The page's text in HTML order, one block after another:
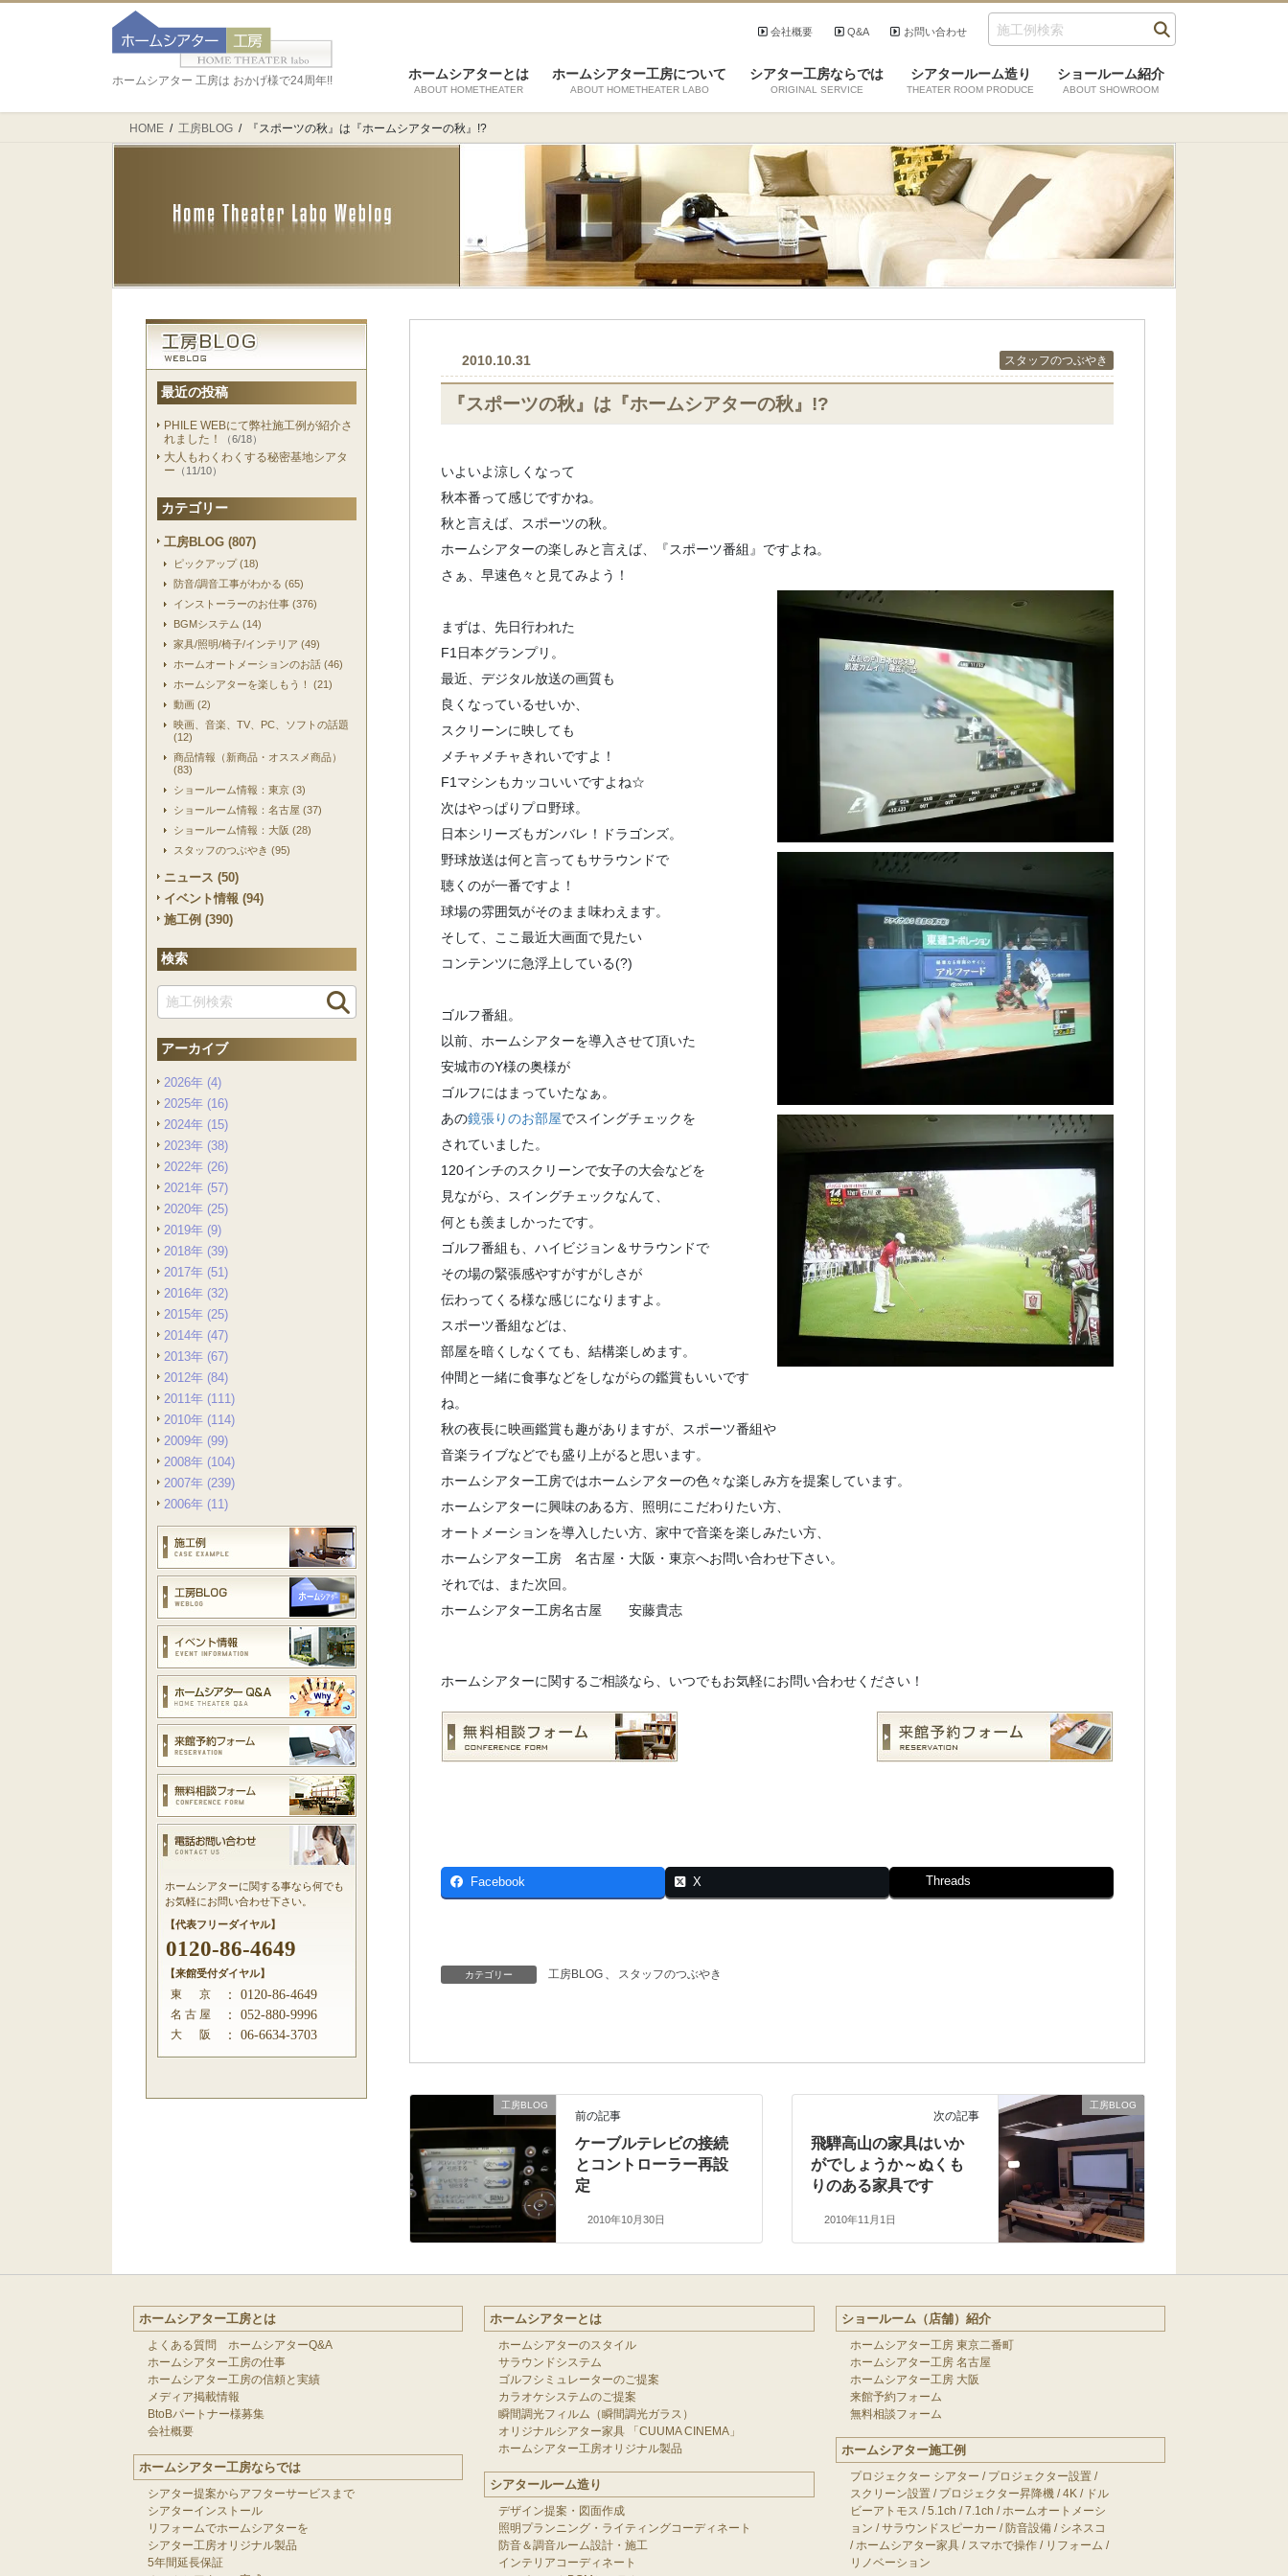
お問い合わせ
Q&A
会社概要
ホームシアター 工房は おかげ様で24周年!! ホームシアターとは
ABOUT HOMETHEATER
ホームシアター工房について
ABOUT HOMETHEATER LABO
シアター工房ならでは
ORIGINAL SERVICE
シアタールーム造り
THEATER ROOM PRODUCE
ショールーム紹介
ABOUT SHOWROOM
HOME 工房BLOG 『スポーツの秋』は『ホームシアターの秋』!?
最近の投稿
PHILE WEBにて弊社施工例が紹介さ
れました！
（6/18）
大人もわくわくする秘密基地シアタ
ー （11/10）
カテゴリー
工房BLOG (807)
ピックアップ (18)
防音/調音工事がわかる (65)
インストーラーのお仕事 (376)
BGMシステム (14)
家具/照明/椅子/インテリア (49)
ホームオートメーションのお話 (46)
ホームシアターを楽しもう！ (21)
動画 (2)
映画、音楽、TV、PC、ソフトの話題
(12)
商品情報（新商品・オススメ商品）
(83)
ショールーム情報：東京 (3)
ショールーム情報：名古屋 (37)
ショールーム情報：大阪 (28)
スタッフのつぶやき (95)
ニュース (50)
イベント情報 (94)
施工例 (390)
検索
アーカイブ
2026年 (4)
2025年 (16)
2024年 (15)
2023年 (38)
2022年 (26)
2021年 (57)
2020年 (25)
2019年 (9)
2018年 (39)
2017年 (51)
2016年 (32)
2015年 (25)
2014年 (47)
2013年 (67)
2012年 (84)
2011年 (111)
2010年 (114)
2009年 (99)
2008年 (104)
2007年 (239)
2006年 (11)
ホームシアターに関する事なら何でも
お気軽にお問い合わせ下さい。
【代表フリーダイヤル】
0120-86-4649
【来館受付ダイヤル】
東 京 ： 0120-86-4649
名 古 屋 ： 052-880-9996
大 阪 ： 06-6634-3703
2010.10.31 スタッフのつぶやき
『スポーツの秋』は『ホームシアターの秋』!?
いよいよ涼しくなって
秋本番って感じですかね。
秋と言えば、スポーツの秋。
ホームシアターの楽しみと言えば、『スポーツ番組』ですよね。
さぁ、早速色々と見てみよう！
まずは、先日行われた
F1日本グランプリ。
最近、デジタル放送の画質も
良くなっているせいか、
スクリーンに映しても
メチャメチャきれいですよ！
F1マシンもカッコいいですよね☆
次はやっぱりプロ野球。
日本シリーズもガンバレ！ドラゴンズ。
野球放送は何と言ってもサラウンドで
聴くのが一番ですよ！
球場の雰囲気がそのまま味わえます。
そして、ここ最近大画面で見たい
コンテンツに急浮上している(?)
ゴルフ番組。
以前、ホームシアターを導入させて頂いた
安城市のY様の奥様が
ゴルフにはまっていたなぁ。
あの鏡張りのお部屋でスイングチェックを
されていました。
120インチのスクリーンで女子の大会などを
見ながら、スイングチェックなんて、
何とも羨ましかったです。
ゴルフ番組も、ハイビジョン＆サラウンドで
その場の緊張感やすがすがしさが
伝わってくる様な感じになりますよ。
スポーツ番組などは、
部屋を暗くしなくても、結構楽しめます。
仲間と一緒に食事などをしながらの鑑賞もいいです
ね。
秋の夜長に映画鑑賞も趣がありますが、スポーツ番組や
音楽ライブなどでも盛り上がると思います。
ホームシアター工房ではホームシアターの色々な楽しみ方を提案しています。
ホームシアターに興味のある方、照明にこだわりたい方、
オートメーションを導入したい方、家中で音楽を楽しみたい方、
ホームシアター工房 名古屋・大阪・東京へお問い合わせ下さい。
それでは、また次回。
ホームシアター工房名古屋 安藤貴志
ホームシアターに関するご相談なら、いつでもお気軽にお問い合わせください！
Facebook X Threads
カテゴリー 工房BLOG 、 スタッフのつぶやき
工房BLOG
前の記事
ケーブルテレビの接続
とコントローラー再設
定
2010年10月30日
工房BLOG
次の記事
飛騨高山の家具はいか
がでしょうか～ぬくも
りのある家具です
2010年11月1日
ホームシアター工房とは
よくある質問 ホームシアターQ&A
ホームシアター工房の仕事
ホームシアター工房の信頼と実績
メディア掲載情報
BtoBパートナー様募集
会社概要
ホームシアター工房ならでは
シアター提案からアフターサービスまで
シアターインストール
リフォームでホームシアターを
シアター工房オリジナル製品
5年間延長保証
ホームシアターとは
ホームシアターのスタイル
サラウンドシステム
ゴルフシミュレーターのご提案
カラオケシステムのご提案
瞬間調光フィルム（瞬間調光ガラス）
オリジナルシアター家具 「CUUMA CINEMA」
ホームシアター工房オリジナル製品
シアタールーム造り
デザイン提案・図面作成
照明プランニング・ライティングコーディネート
防音＆調音ルーム設計・施工
インテリアコーディネート
ショールーム（店舗）紹介
ホームシアター工房 東京二番町
ホームシアター工房 名古屋
ホームシアター工房 大阪
来館予約フォーム
無料相談フォーム
ホームシアター施工例
プロジェクター シアター / プロジェクター設置/
スクリーン設置/ プロジェクター昇降機/4K/ ドル
ビーアトモス /5.1ch /7.1ch /ホームオートメーシ
ョン /サラウンドスピーカー / 防音設備/ シネスコ
/ホームシアター家具/ スマホで操作/ リフォーム /
リノベーション